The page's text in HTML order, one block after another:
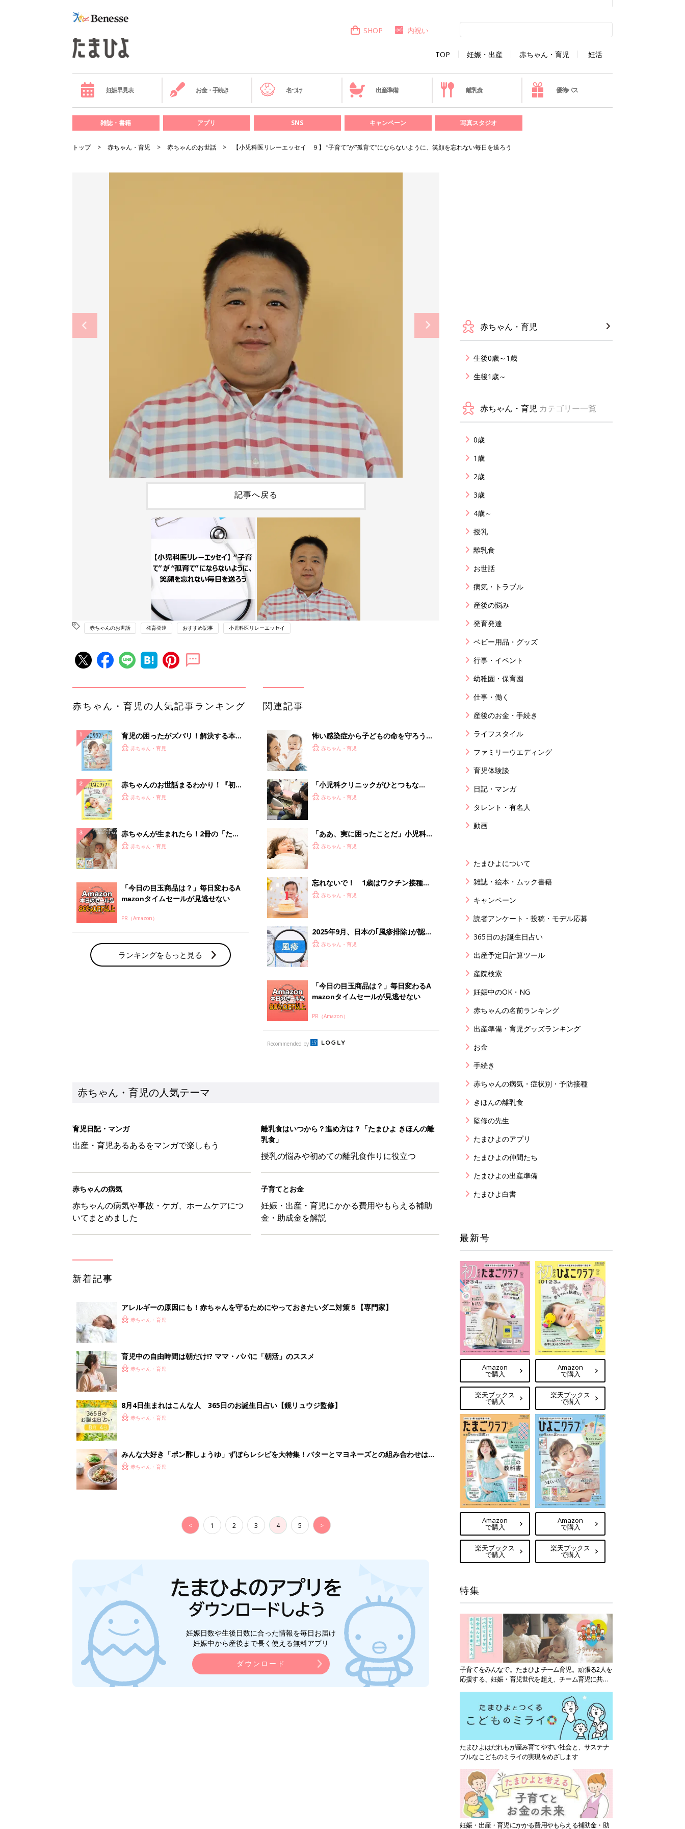
TOP 妊娠・出産 赤ちゃん・育児 妊活
SHOP 内祝い
妊娠早見表 お金・手続き 名づけ 出産準備 離乳食 優待パス
雑誌・書籍 アプリ SNS キャンペーン 写真スタジオ
トップ 赤ちゃん・育児 赤ちゃんのお世話 【小児科医リレーエッセイ ９】 “子育て”が“孤育て”にならないように、笑顔を忘れない毎日を送ろう
記事へ戻る
赤ちゃんのお世話 発育発達 おすすめ記事 小児科医リレーエッセイ
赤ちゃん・育児の人気記事ランキング
育児の困ったがズバリ！解決する本
『ひよこクラブ 夏号』 4カ月～2才
赤ちゃん・育児
赤ちゃんのお世話まるわかり！『初め
てのひよこクラブ 夏号』〈巻頭大特
赤ちゃん・育児
赤ちゃんが生まれたら！2冊の「たま
ひよ」
赤ちゃん・育児
「今日の目玉商品は？」毎日変わるA
mazonタイムセールが見逃せない
PR（Amazon）
ランキングをもっと見る
関連記事
怖い感染症から子どもの命を守ろう！
「麻疹」「風疹」の排除国である日本
赤ちゃん・育児
「小児科クリニックがひとつもな
い…」。20キロ離れた小児科に子ども
赤ちゃん・育児
「ああ、実に困ったことだ」小児科医
の嘆き。繰り返されるワクチンの供給
赤ちゃん・育児
忘れないで！ 1歳はワクチン接種の
第２の山場と心得て 【小児科医】
赤ちゃん・育児
2025年9月、日本の｢風疹排除｣が認
定！感染症対策上、10年ぶりの快挙！
赤ちゃん・育児
「今日の目玉商品は？」毎日変わるA
mazonタイムセールが見逃せない
PR（Amazon）
Recommended by
赤ちゃん・育児の人気テーマ
育児日記・マンガ
出産・育児あるあるをマンガで楽しもう
離乳食はいつから？進め方は？「たまひよ きほんの離
乳食」
授乳の悩みや初めての離乳食作りに役立つ
赤ちゃんの病気
赤ちゃんの病気や事故・ケガ、ホームケアにつ
いてまとめました
子育てとお金
妊娠・出産・育児にかかる費用やもらえる補助
金・助成金を解説
新着記事
アレルギーの原因にも！赤ちゃんを守るためにやっておきたいダニ対策５【専門家】
赤ちゃん・育児
育児中の自由時間は朝だけ!? ママ・パパに「朝活」のススメ
赤ちゃん・育児
8月4日生まれはこんな人 365日のお誕生日占い【鏡リュウジ監修】
赤ちゃん・育児
みんな大好き「ポン酢しょうゆ」ずぼらレシピを大特集！バターとマヨネーズとの組み合わせは栄
養学的にも最高⁉
赤ちゃん・育児
< 1 2 3 4 5 >
妊娠日数や生後日数に合った情報を毎日お届け
妊娠中から産後まで長く使える無料アプリ
ダウンロード
赤ちゃん・育児
生後0歳～1歳
生後1歳～
赤ちゃん・育児 カテゴリー一覧
0歳
1歳
2歳
3歳
4歳～
授乳
離乳食
お世話
病気・トラブル
産後の悩み
発育発達
ベビー用品・グッズ
行事・イベント
幼稚園・保育園
仕事・働く
産後のお金・手続き
ライフスタイル
ファミリーウエディング
育児体験談
日記・マンガ
タレント・有名人
動画
たまひよについて
雑誌・絵本・ムック書籍
キャンペーン
読者アンケート・投稿・モデル応募
365日のお誕生日占い
出産予定日計算ツール
産院検索
妊娠中のOK・NG
赤ちゃんの名前ランキング
出産準備・育児グッズランキング
お金
手続き
赤ちゃんの病気・症状別・予防接種
きほんの離乳食
監修の先生
たまひよのアプリ
たまひよの仲間たち
たまひよの出産準備
たまひよ白書
最新号
Amazon
で購入
楽天ブックス
で購入
Amazon
で購入
楽天ブックス
で購入
Amazon
で購入
楽天ブックス
で購入
Amazon
で購入
楽天ブックス
で購入
特集
子育てをみんなで。たまひよチーム育児。頑張る2人を
応援する、妊娠・育児世代を超え、チーム育児に共感
たまひよはだれもが産み育てやすい社会と、サステナ
ブルなこどものミライの実現をめざします
妊娠・出産・育児にかかる費用やもらえる補助金・助